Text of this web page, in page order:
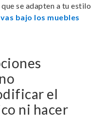
se adapten a tu estilo
bajo los muebles
el
ni hacer